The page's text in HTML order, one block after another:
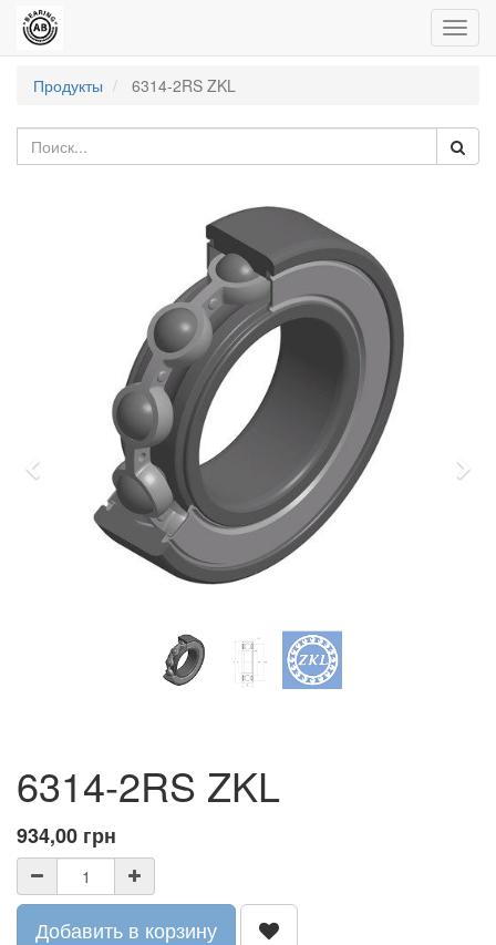
Продукты
6314-2RS ZKL
Previous
6314-2RS ZKL
934,00 грн
Добавить в корзину